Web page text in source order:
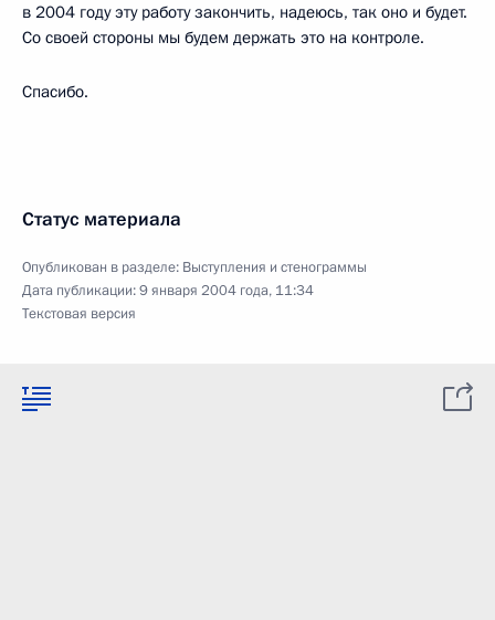
в 2004 году эту работу закончить, надеюсь, так оно и будет.
Со своей стороны мы будем держать это на контроле.
Спасибо.
Статус материала
Опубликован в разделе: Выступления и стенограммы
Дата публикации:9 января 2004 года, 11:34
Текстовая версия